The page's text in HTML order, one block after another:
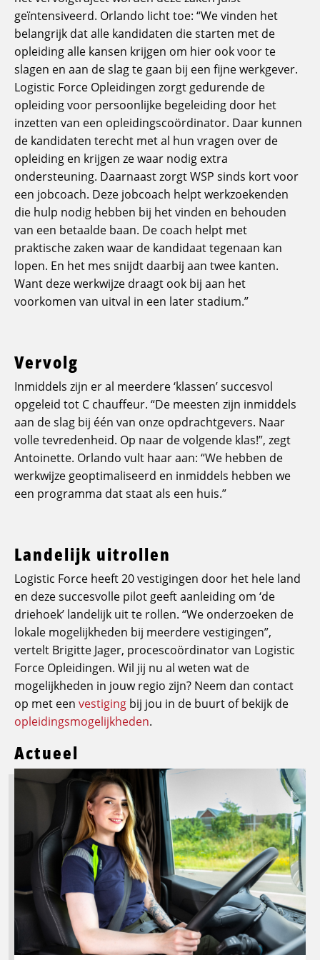
geïntensiveerd. Orlando licht toe: “We vinden het
belangrijk dat alle kandidaten die starten met de
opleiding alle kansen krijgen om hier ook voor te
slagen en aan de slag te gaan bij een fijne werkgever.
Logistic Force Opleidingen zorgt gedurende de
opleiding voor persoonlijke begeleiding door het
inzetten van een opleidingscoördinator. Daar kunnen
de kandidaten terecht met al hun vragen over de
opleiding en krijgen ze waar nodig extra
ondersteuning. Daarnaast zorgt WSP sinds kort voor
een jobcoach. Deze jobcoach helpt werkzoekenden
die hulp nodig hebben bij het vinden en behouden
van een betaalde baan. De coach helpt met
praktische zaken waar de kandidaat tegenaan kan
lopen. En het mes snijdt daarbij aan twee kanten.
Want deze werkwijze draagt ook bij aan het
voorkomen van uitval in een later stadium.”
Vervolg
Inmiddels zijn er al meerdere ‘klassen’ succesvol
opgeleid tot C chauffeur. “De meesten zijn inmiddels
aan de slag bij één van onze opdrachtgevers. Naar
volle tevredenheid. Op naar de volgende klas!”, zegt
Antoinette. Orlando vult haar aan: “We hebben de
werkwijze geoptimaliseerd en inmiddels hebben we
een programma dat staat als een huis.”
Landelijk uitrollen
Logistic Force heeft 20 vestigingen door het hele land
en deze succesvolle pilot geeft aanleiding om ‘de
driehoek’ landelijk uit te rollen. “We onderzoeken de
lokale mogelijkheden bij meerdere vestigingen”,
vertelt Brigitte Jager, procescoördinator van Logistic
Force Opleidingen. Wil jij nu al weten wat de
mogelijkheden in jouw regio zijn? Neem dan contact
op met een vestiging bij jou in de buurt of bekijk de
opleidingsmogelijkheden.
Actueel
Lees
Logistic
Force
breidt
opleidingsaanbod
uit:
groeien
in
transport,